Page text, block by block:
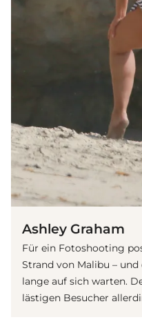
Ashley Graham
Für ein Fotoshooting
Strand von Malibu – und
lange auf sich warten.
lästigen Besucher